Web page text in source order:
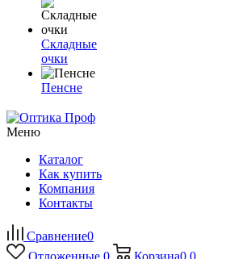
Складные
очки
Пенсне
Меню
Каталог
Как купить
Компания
Контакты
Сравнение0
Отложенные 0 Корзина0 0